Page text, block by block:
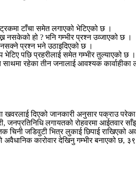
टाँचा समेत लगाएको भेटिएको छ ।
नसकेको हो ? भनि गम्भीर प्रश्न उव्जाएको छ ।
प्रश्न भने उठाइदिएको छ ।
पछि प्रहरीलाई समेत गम्भीर तुल्याएको छ ।
रहेका तीन जनालाई आवश्यक कार्वाहीका
खवरलाई दिएको जानकारी अनुसार पक्राउ
जनप्रतिनिधि लगायतको रोहवरमा आईतवार
जडिवुटी भित्र लुकाई छिपाई राखिएको
अवैधानिक कारोवार देखिनु गम्भीर बनाएको